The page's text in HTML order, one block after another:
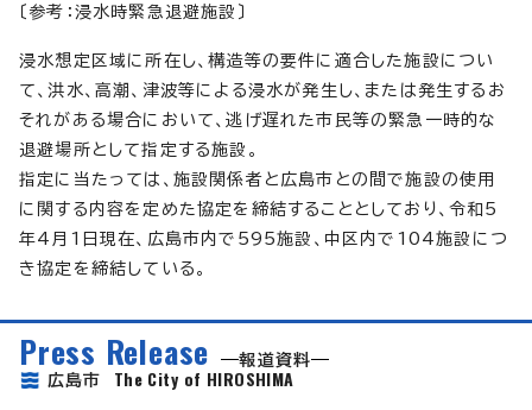
〔参考：浸水時緊急退避施設〕
浸水想定区域に所在し、構造等の要件に適合した施設につい
て、洪水、高潮、津波等による浸水が発生し、または発生するお
それがある場合において、逃げ遅れた市民等の緊急一時的な
退避場所として指定する施設。
指定に当たっては、施設関係者と広島市との間で施設の使用
に関する内容を定めた協定を締結することとしており、令和5
年4月1日現在、広島市内で595施設、中区内で104施設につ
き協定を締結している。
Press Release
報道資料
広島市 The City of HIROSHIMA